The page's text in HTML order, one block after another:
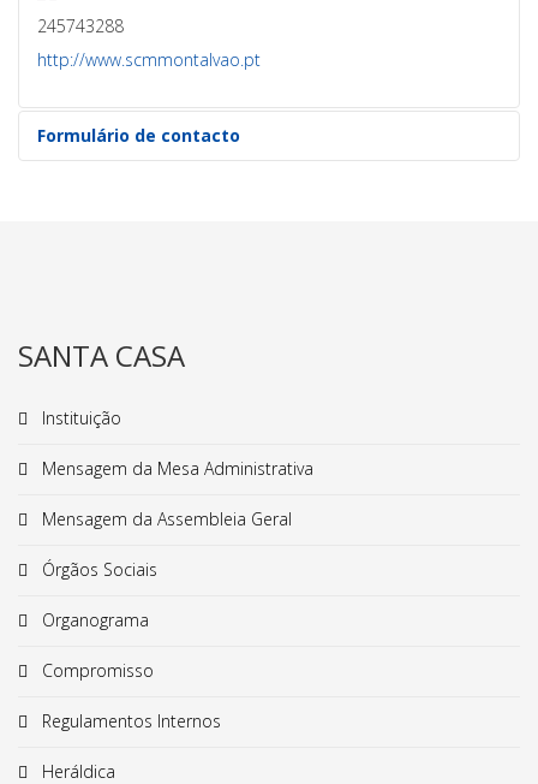
245743288
http://www.scmmontalvao.pt
Formulário de contacto
SANTA CASA
Instituição
Mensagem da Mesa Administrativa
Mensagem da Assembleia Geral
Órgãos Sociais
Organograma
Compromisso
Regulamentos Internos
Heráldica